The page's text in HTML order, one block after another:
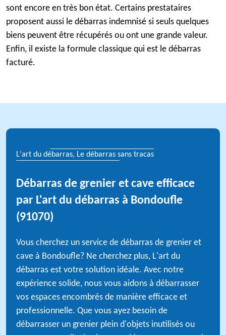
sont encore en très bon état. Certains prestataires
proposent aussi le débarras indemnisé si seuls quelques
biens peuvent être récupérés ou ont une grande valeur.
Enfin, il existe la formule classique qui est le débarras
facturé.
L'art du débarras, Le débarras sans tracas
Débarras de grenier et cave efficace
par L'art du débarras à Bondoufle
(91070)
Vous cherchez un service de débarras de grenier et
cave à Bondoufle? Ne cherchez plus, L'art du
débarras est votre solution idéale. Avec notre
expérience solide, nous vous aidons à débarrasser
vos espaces encombrés de manière efficace et
professionnelle. Que vous ayez besoin de
débarrasser un grenier plein d'objets inutilisés ou